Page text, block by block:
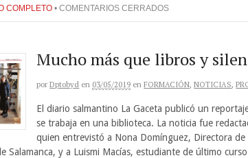
COMPLETO • COMENTARIOS CERRADOS
Mucho más que libros y
por Dptobyd en 03/05/2019 en FORMACIÓN,NOTICIAS,
El diario salmantino La Gaceta publicó un
se trabaja en una biblioteca. La noticia fue
quien entrevistó a Nona Domínguez, Directora de
Salamanca, y a Luismi Macías, estudiante de último